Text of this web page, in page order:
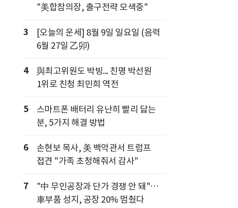
"美합참의장, 출구전략 모색중"
3
[오늘의 운세] 8월 9일 일요일 (음력
6월 27일 乙卯)
4
與최고위원도 박빙... 친명 박선원
1위로 친청 최민희 역전
5
스마트폰 배터리 유난히 빨리 닳는
분, 5가지 해결 방법
6
손현보 목사, 美 백악관서 트럼프
접견 "가족 초청해줘서 감사"
7
"中 무인공장과 단가 경쟁 안 돼"…
車부품 성지, 공장 20% 멈췄다